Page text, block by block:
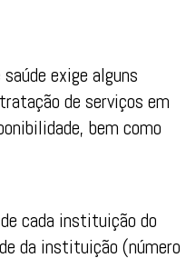
exige alguns
de serviços em
bem como
cada instituição do
da instituição (número